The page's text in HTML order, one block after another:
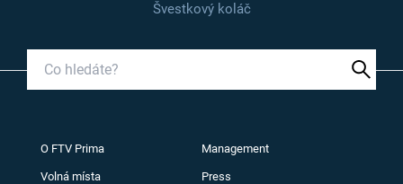
Švestkový koláč
O FTV Prima Management
Volná místa Press